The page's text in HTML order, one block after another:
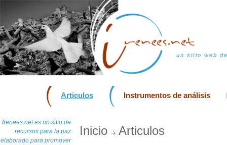
un sitio web
Articulos Instrumentos de análisis
Irenees.net es un sitio de
recursos para la paz
elaborado para promover
Inicio Articulos